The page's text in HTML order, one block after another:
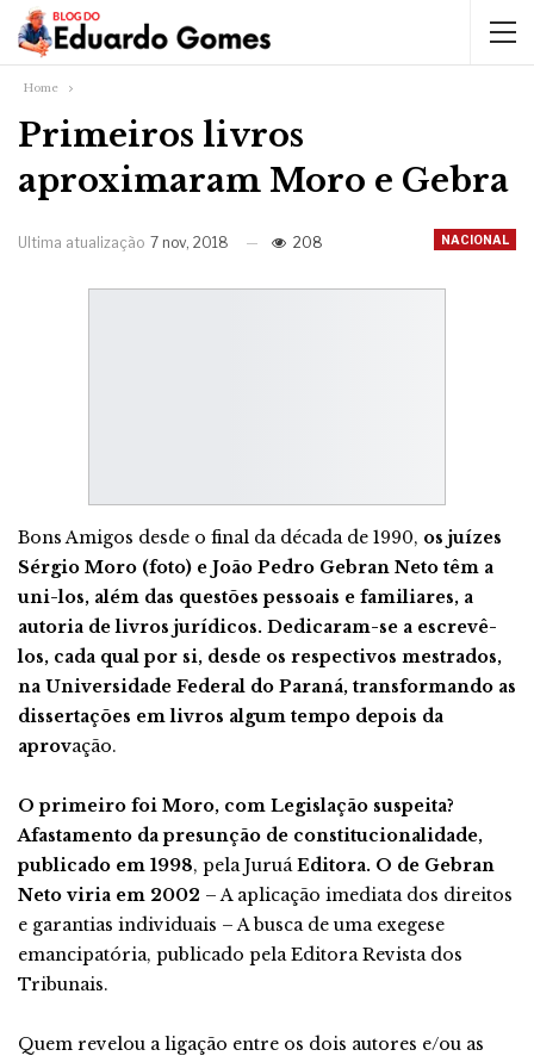
Home
Primeiros livros
aproximaram Moro e Gebra
NACIONAL
Ultima atualização 7 nov, 2018 208
Bons Amigos desde o final da década de 1990, os juízes
Sérgio Moro (foto) e João Pedro Gebran Neto têm a
uni-los, além das questões pessoais e familiares, a
autoria de livros jurídicos. Dedicaram-se a escrevê-
los, cada qual por si, desde os respectivos mestrados,
na Universidade Federal do Paraná, transformando as
dissertações em livros algum tempo depois da
aprovação.
O primeiro foi Moro, com Legislação suspeita?
Afastamento da presunção de constitucionalidade,
publicado em 1998, pela JuruáEditora. O de Gebran
Neto viria em 2002 – A aplicação imediata dos direitos
e garantias individuais – A busca de uma exegese
emancipatória, publicado pela Editora Revista dos
Tribunais.
Quem revelou a ligação entre os dois autores e/ou as